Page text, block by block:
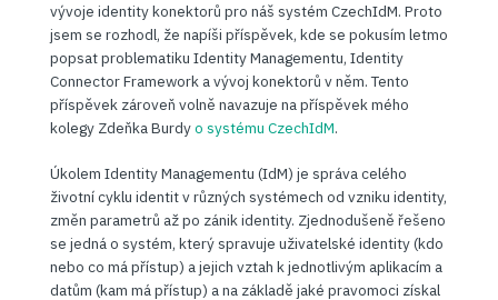
vývoje identity konektorů pro náš systém CzechIdM. Proto
jsem se rozhodl, že napíši příspěvek, kde se pokusím letmo
popsat problematiku Identity Managementu, Identity
Connector Framework a vývoj konektorů v něm. Tento
příspěvek zároveň volně navazuje na příspěvek mého
kolegy Zdeňka Burdyo systému CzechIdM.
Úkolem Identity Managementu (IdM) je správa celého
životní cyklu identit v různých systémech od vzniku identity,
změn parametrů až po zánik identity. Zjednodušeně řešeno
se jedná o systém, který spravuje uživatelské identity (kdo
nebo co má přístup) a jejich vztah k jednotlivým aplikacím a
datům (kam má přístup) a na základě jaké pravomoci získal